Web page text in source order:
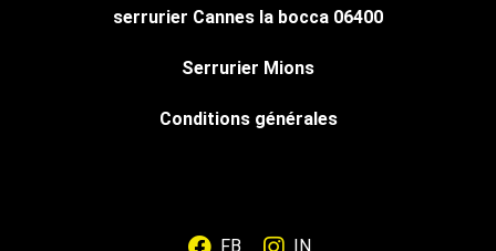
serrurier Cannes la bocca 06400
Serrurier Mions
Conditions générales
FB IN